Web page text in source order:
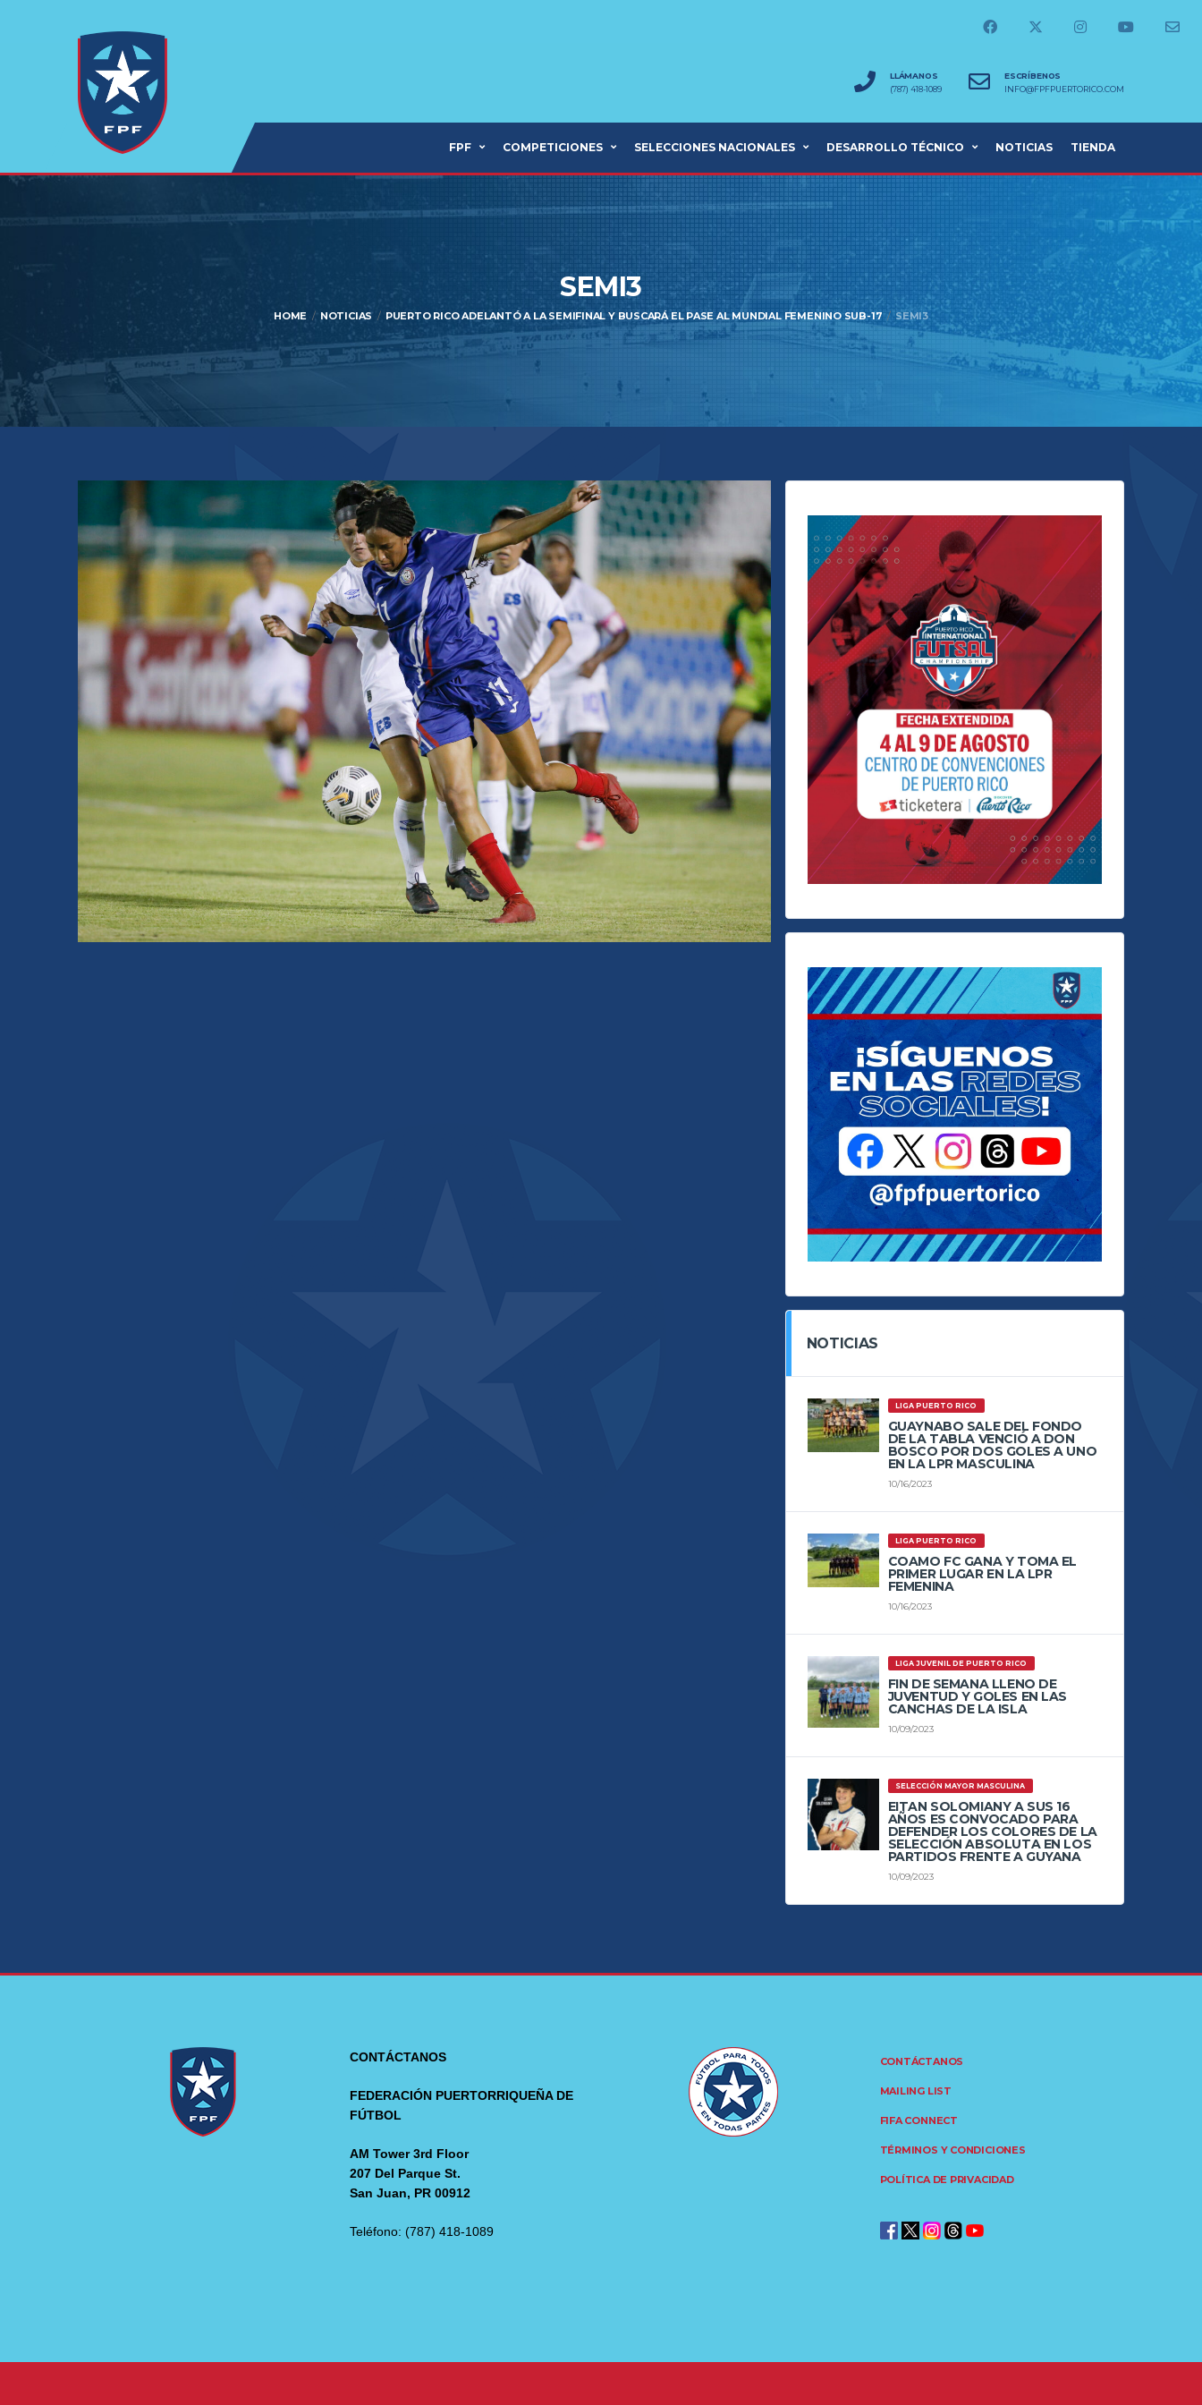
LLÁMANOS
(787) 418-1089
ESCRÍBENOS
INFO@FPFPUERTORICO.COM
FPF COMPETICIONES SELECCIONES NACIONALES DESARROLLO TÉCNICO NOTICIAS TIENDA
SEMI3
HOME NOTICIAS PUERTO RICO ADELANTÓ A LA SEMIFINAL Y BUSCARÁ EL PASE AL MUNDIAL FEMENINO SUB-17 SEMI3
NOTICIAS
LIGA PUERTO RICO
GUAYNABO SALE DEL FONDO
DE LA TABLA VENCIÓ A DON
BOSCO POR DOS GOLES A UNO
EN LA LPR MASCULINA
10/16/2023
LIGA PUERTO RICO
COAMO FC GANA Y TOMA EL
PRIMER LUGAR EN LA LPR
FEMENINA
10/16/2023
LIGA JUVENIL DE PUERTO RICO
FIN DE SEMANA LLENO DE
JUVENTUD Y GOLES EN LAS
CANCHAS DE LA ISLA
10/09/2023
SELECCIÓN MAYOR MASCULINA
EITAN SOLOMIANY A SUS 16
AÑOS ES CONVOCADO PARA
DEFENDER LOS COLORES DE LA
SELECCIÓN ABSOLUTA EN LOS
PARTIDOS FRENTE A GUYANA
10/09/2023
CONTÁCTANOS
FEDERACIÓN PUERTORRIQUEÑA DE
FÚTBOL
AM Tower 3rd Floor
207 Del Parque St.
San Juan, PR 00912
Teléfono: (787) 418-1089
CONTÁCTANOS
MAILING LIST
FIFA CONNECT
TÉRMINOS Y CONDICIONES
POLÍTICA DE PRIVACIDAD